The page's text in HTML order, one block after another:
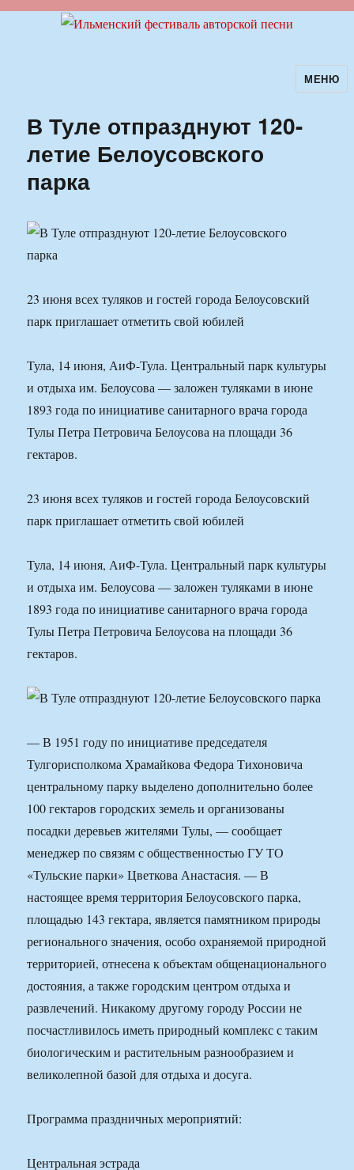
Ильменский фестиваль авторскойМЕНЮ
В Туле отпразднуют 120-
летие Белоусовского
парка
23 июня всех туляков и гостей города Белоусовский
парк приглашает отметить свой юбилей
Тула, 14 июня, АиФ-Тула. Центральный парк культуры
и отдыха им. Белоусова — заложен туляками в июне
1893 года по инициативе санитарного врача города
Тулы Петра Петровича Белоусова на площади 36
гектаров.
23 июня всех туляков и гостей города Белоусовский
парк приглашает отметить свой юбилей
Тула, 14 июня, АиФ-Тула. Центральный парк культуры
и отдыха им. Белоусова — заложен туляками в июне
1893 года по инициативе санитарного врача города
Тулы Петра Петровича Белоусова на площади 36
гектаров.
— В 1951 году по инициативе председателя
Тулгорисполкома Храмайкова Федора Тихоновича
центральному парку выделено дополнительно более
100 гектаров городских земель и организованы
посадки деревьев жителями Тулы, — сообщает
менеджер по связям с общественностью ГУ ТО
«Тульские парки» Цветкова Анастасия. — В
настоящее время территория Белоусовского парка,
площадью 143 гектара, является памятником природы
регионального значения, особо охраняемой природной
территорией, отнесена к объектам общенационального
достояния, а также городским центром отдыха и
развлечений. Никакому другому городу России не
посчастливилось иметь природный комплекс с таким
биологическим и растительным разнообразием и
великолепной базой для отдыха и досуга.
Программа праздничных мероприятий:
Центральная эстрада